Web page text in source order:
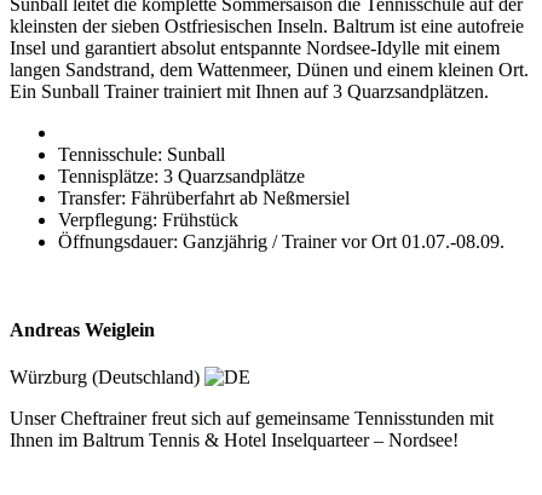
kleinsten der sieben Ostfriesischen Inseln. Baltrum ist eine autofreie
Insel und garantiert absolut entspannte Nordsee-Idylle mit einem
langen Sandstrand, dem Wattenmeer, Dünen und einem kleinen Ort.
Ein Sunball Trainer trainiert mit Ihnen auf 3 Quarzsandplätzen.
Tennisschule: Sunball
Tennisplätze: 3 Quarzsandplätze
Transfer: Fährüberfahrt ab Neßmersiel
Verpflegung: Frühstück
Öffnungsdauer: Ganzjährig / Trainer vor Ort 01.07.-08.09.
Andreas Weiglein
Würzburg (Deutschland)
Unser Cheftrainer freut sich auf gemeinsame Tennisstunden mit
Ihnen im Baltrum Tennis & Hotel Inselquarteer – Nordsee!